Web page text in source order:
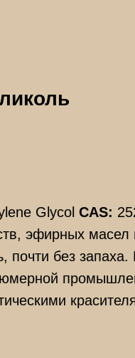
Glycol CAS:
эфирных масел
почти без